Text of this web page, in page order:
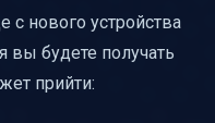
с нового устройства
вы будете получать
прийти: